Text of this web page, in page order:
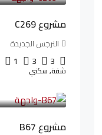
مشروع C269
النرجس الجديدة
3
3
1
شقة, سكني
مشروع B67